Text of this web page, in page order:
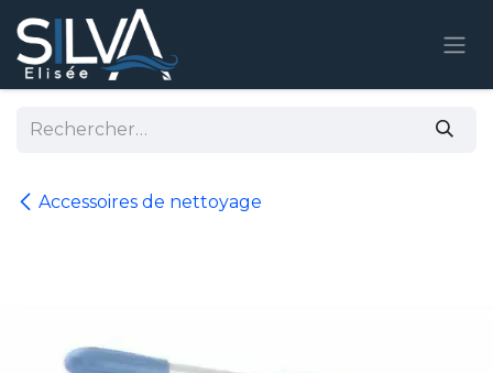
Se rendre au contenu
Accessoires de nettoyage